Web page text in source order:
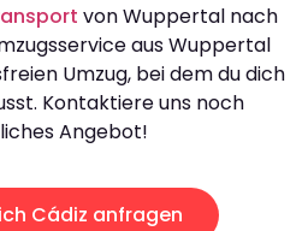
von Wuppertal nach
aus Wuppertal
Umzug, bei dem du dich
Kontaktiere uns noch
Angebot!
Cádiz anfragen